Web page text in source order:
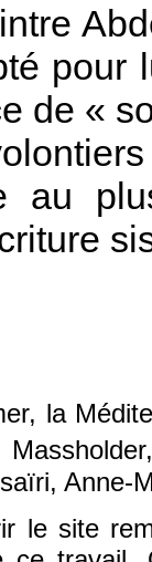
pour
de «
au
la
Anne-
le site